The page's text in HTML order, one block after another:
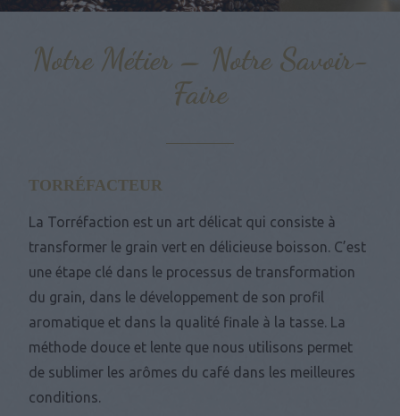
Notre Métier – Notre Savoir-
Faire
TORRÉFACTEUR
La Torréfaction est un art délicat qui consiste à
transformer le grain vert en délicieuse boisson. C’est
une étape clé dans le processus de transformation
du grain, dans le développement de son profil
aromatique et dans la qualité finale à la tasse. La
méthode douce et lente que nous utilisons permet
de sublimer les arômes du café dans les meilleures
conditions.